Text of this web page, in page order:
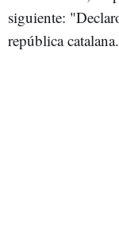
siguiente:
república catalana.